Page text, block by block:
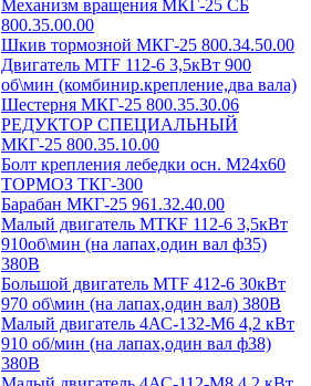
Механизм вращения МКГ-25 СБ
800.35.00.00
Шкив тормозной МКГ-25 800.34.50.00
Двигатель MTF 112-6 3,5кВт 900
об\мин (комбинир.крепление,два вала)
Шестерня МКГ-25 800.35.30.06
РЕДУКТОР СПЕЦИАЛЬНЫЙ
МКГ-25 800.35.10.00
Болт крепления лебедки осн. М24х60
ТОРМОЗ ТКГ-300
Барабан МКГ-25 961.32.40.00
Малый двигатель MTКF 112-6 3,5кВт
910об\мин (на лапах,один вал ф35)
380В
Большой двигатель MTF 412-6 30кВт
970 об\мин (на лапах,один вал) 380В
Малый двигатель 4АС-132-М6 4,2 кВт
910 об/мин (на лапах,один вал ф38)
380В